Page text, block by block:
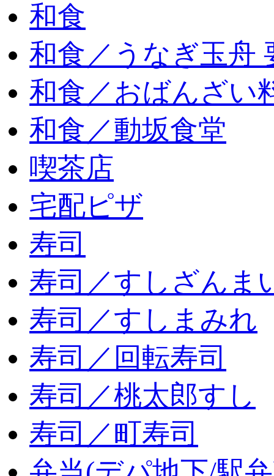
和食
和食／うなぎ玉舟
和食／おばんざい
和食／動坂食堂
喫茶店
宅配ピザ
寿司
寿司／すしざんま
寿司／すしまみれ
寿司／回転寿司
寿司／桃太郎すし
寿司／町寿司